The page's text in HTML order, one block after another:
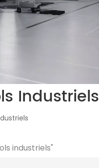
Industriels
industriels"